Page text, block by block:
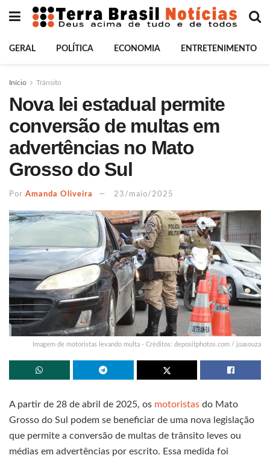
GERAL POLÍTICA ECONOMIA ENTRETENIMENTO
Início Trânsito
Nova lei estadual permite
conversão de multas em
advertências no Mato
Grosso do Sul
Por Amanda Oliveira 23/maio/2025
Imagem de motoristas levando multa - Créditos: depositphotos.com / joasouza
A partir de 28 de abril de 2025, os motoristas do Mato
Grosso do Sul podem se beneficiar de uma nova legislação
que permite a conversão de multas de trânsito leves ou
médias em advertências por escrito. Essa medida foi